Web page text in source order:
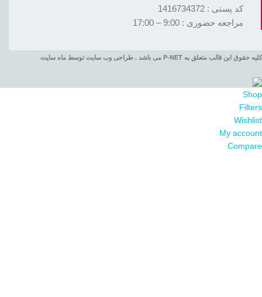
کد پستی : 1416734372
مراجعه حضوری : 9:00 – 17:00
کلیه حقوق این قالب متعلق به P-NET می باشد . طراحی وب سایت توسط ماه سایت
Shop
Filters
Wishlist
My account
Compare